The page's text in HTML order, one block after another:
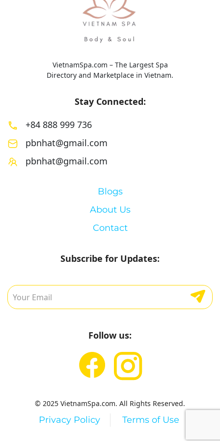
VietnamSpa.com – The Largest Spa
Directory and Marketplace in Vietnam.
Stay Connected:
+84 888 999 736
pbnhat@gmail.com
pbnhat@gmail.com
Blogs
About Us
Contact
Subscribe for Updates:
Follow us:
© 2025 VietnamSpa.com. All Rights Reserved.
Privacy Policy Terms of Use